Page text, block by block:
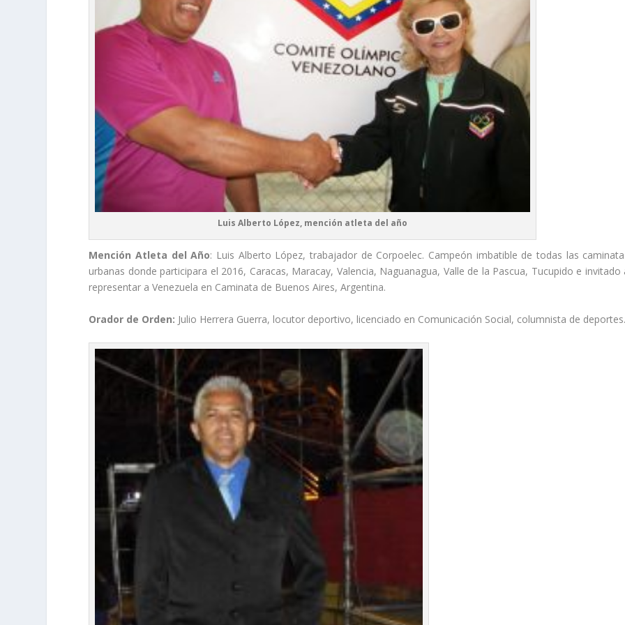
Luis Alberto López, mención atleta del año
Mención Atleta del Año: Luis Alberto López, trabajador de Corpoelec. Campeón imbatible de todas las
urbanas donde participara el 2016, Caracas, Maracay, Valencia, Naguanagua, Valle de la Pascua, Tucupido e invitado
representar a Venezuela en Caminata de Buenos Aires, Argentina.
Orador de Orden: Julio Herrera Guerra, locutor deportivo, licenciado en Comunicación Social, columnista de